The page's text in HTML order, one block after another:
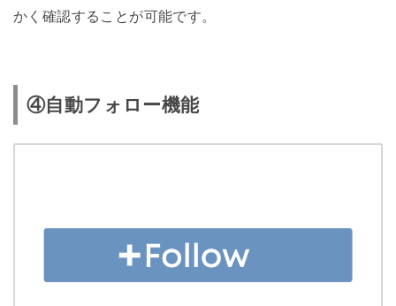
かく確認することが可能です。
④自動フォロー機能